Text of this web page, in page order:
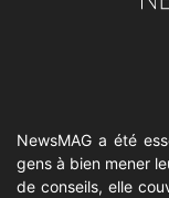
NewsMAG a été
gens à bien mener
de conseils, elle